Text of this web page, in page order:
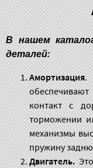
В нашем
деталей:
Амортизация.
контакт с
торможении
механизмы
пружину
Двигатель.